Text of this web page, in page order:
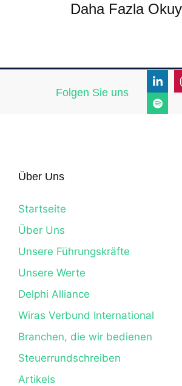
Daha Fazla
Folgen Sie uns
Über Uns
Startseite
Über Uns
Unsere Führungskräfte
Unsere Werte
Delphi Alliance
Wiras Verbund International
Branchen, die wir bedienen
Steuerrundschreiben
Artikels